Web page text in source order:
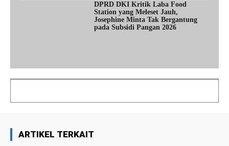
DPRD DKI Kritik Laba Food
Station yang Meleset Jauh,
Josephine Minta Tak Bergantung
pada Subsidi Pangan 2026
ARTIKEL TERKAIT